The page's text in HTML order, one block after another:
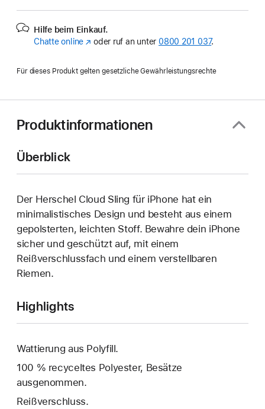
Hilfe beim Einkauf.
Chatte online (Öffnet
Fenster)
oder ruf an unter 0800 201 037.
Für dieses Produkt gelten gesetzliche Gewährleistungsrechte
Produktinformationen
Überblick
Der Herschel Cloud Sling für iPhone hat ein
minimalistisches Design und besteht aus einem
gepolsterten, leichten Stoff. Bewahre dein iPhone
sicher und geschützt auf, mit einem
Reißverschlussfach und einem verstellbaren
Riemen.
Highlights
Wattierung aus Polyfill.
100 % recyceltes Polyester, Besätze
ausgenommen.
Reißverschluss.